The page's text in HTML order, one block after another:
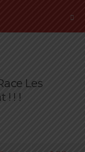
Les
! ! !